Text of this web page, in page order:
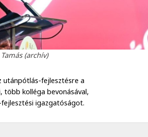
(archív)
utánpótlás-fejlesztésre a
kolléga bevonásával,
igazgatóságot.